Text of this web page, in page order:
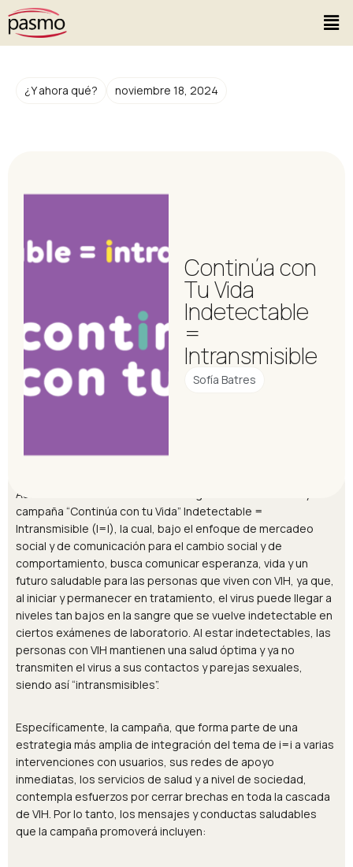
¿Y ahora qué? noviembre 18, 2024
Continúa con
Tu Vida
Indetectable
=
Intransmisible
Sofía Batres
Asociación PASMO lanza la estrategia de comunicación y
campaña “Continúa con tu Vida” Indetectable =
Intransmisible (I=I), la cual, bajo el enfoque de mercadeo
social y de comunicación para el cambio social y de
comportamiento, busca comunicar esperanza, vida y un
futuro saludable para las personas que viven con VIH, ya que,
al iniciar y permanecer en tratamiento, el virus puede llegar a
niveles tan bajos en la sangre que se vuelve indetectable en
ciertos exámenes de laboratorio. Al estar indetectables, las
personas con VIH mantienen una salud óptima y ya no
transmiten el virus a sus contactos y parejas sexuales,
siendo así “intransmisibles”.
Específicamente, la campaña, que forma parte de una
estrategia más amplia de integración del tema de i=i a varias
intervenciones con usuarios, sus redes de apoyo
inmediatas, los servicios de salud y a nivel de sociedad,
contempla esfuerzos por cerrar brechas en toda la cascada
de VIH. Por lo tanto, los mensajes y conductas saludables
que la campaña promoverá incluyen: